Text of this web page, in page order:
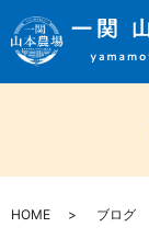
HOME ブログ